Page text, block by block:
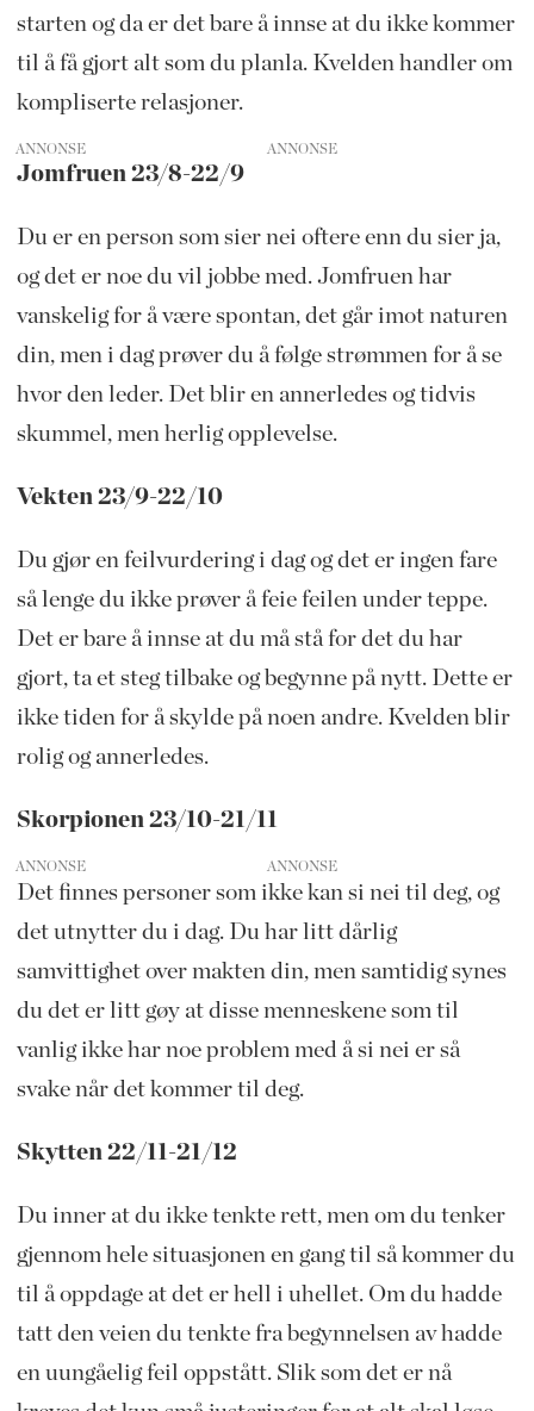
starten og da er det bare å innse at du ikke kommer
til å få gjort alt som du planla. Kvelden handler om
kompliserte relasjoner.
ANNONSE
Jomfruen 23/8-22/9
Du er en person som sier nei oftere enn du sier ja,
og det er noe du vil jobbe med. Jomfruen har
vanskelig for å være spontan, det går imot naturen
din, men i dag prøver du å følge strømmen for å se
hvor den leder. Det blir en annerledes og tidvis
skummel, men herlig opplevelse.
Vekten 23/9-22/10
Du gjør en feilvurdering i dag og det er ingen fare
så lenge du ikke prøver å feie feilen under teppe.
Det er bare å innse at du må stå for det du har
gjort, ta et steg tilbake og begynne på nytt. Dette er
ikke tiden for å skylde på noen andre. Kvelden blir
rolig og annerledes.
Skorpionen 23/10-21/11
ANNONSE
Det finnes personer som ikke kan si nei til deg, og
det utnytter du i dag. Du har litt dårlig
samvittighet over makten din, men samtidig synes
du det er litt gøy at disse menneskene som til
vanlig ikke har noe problem med å si nei er så
svake når det kommer til deg.
Skytten 22/11-21/12
Du inner at du ikke tenkte rett, men om du tenker
gjennom hele situasjonen en gang til så kommer du
til å oppdage at det er hell i uhellet. Om du hadde
tatt den veien du tenkte fra begynnelsen av hadde
en uungåelig feil oppstått. Slik som det er nå